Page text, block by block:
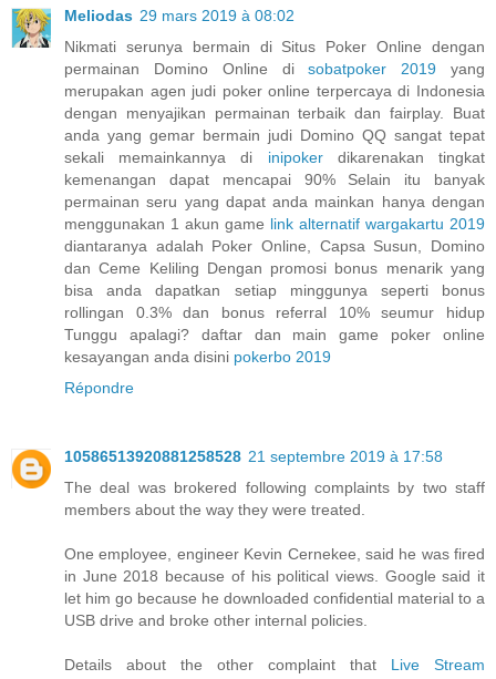
Meliodas 29 mars 2019 à 08:02
Nikmati serunya bermain di Situs Poker Online dengan
permainan Domino Online disobatpoker 2019 yang
merupakan agen judi poker online terpercaya di Indonesia
dengan menyajikan permainan terbaik dan fairplay. Buat
anda yang gemar bermain judi Domino QQ sangat tepat
sekali memainkannya di inipokerdikarenakan tingkat
kemenangan dapat mencapai 90% Selain itu banyak
permainan seru yang dapat anda mainkan hanya dengan
menggunakan 1 akun game link alternatif wargakartu 2019
diantaranya adalah Poker Online, Capsa Susun, Domino
dan Ceme Keliling Dengan promosi bonus menarik yang
bisa anda dapatkan setiap minggunya seperti bonus
rollingan 0.3% dan bonus referral 10% seumur hidup
Tunggu apalagi? daftar dan main game poker online
kesayangan anda disini pokerbo 2019
Répondre
10586513920881258528 21 septembre 2019 à 17:58
The deal was brokered following complaints by two staff
members about the way they were treated.
One employee, engineer Kevin Cernekee, said he was fired
in June 2018 because of his political views. Google said it
let him go because he downloaded confidential material to a
USB drive and broke other internal policies.
Details about the other complaint that Live Stream